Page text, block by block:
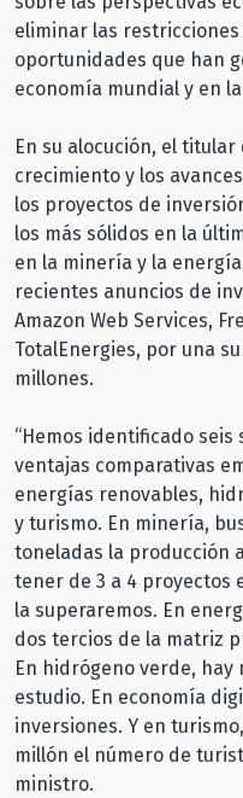
eliminar las
oportunidades que han
economía mundial y en
En su alocución, el
crecimiento y los
los proyectos de
los más sólidos en la
en la minería y la
recientes anuncios de
Amazon Web Services,
TotalEnergies, por una
millones.
“Hemos identificado
ventajas comparativas
energías renovables,
y turismo. En minería,
toneladas la producción
tener de 3 a 4 proyectos
la superaremos. En
dos tercios de la matriz
En hidrógeno verde, hay
estudio. En economía
inversiones. Y en
millón el número de
ministro.